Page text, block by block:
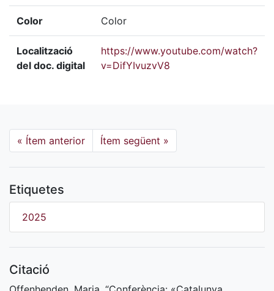
Color Color
Localització
del doc. digital
https://www.youtube.com/watch?
v=DifYIvuzvV8
« Ítem anterior Ítem següent »
Etiquetes
2025
Citació